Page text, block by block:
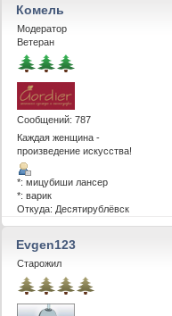
Комель
Модератор
Ветеран
Сообщений: 787
Каждая женщина -
произведение искусства!
*: мицубиши лансер
*: варик
Откуда: Десятирублёвск
Evgen123
Старожил